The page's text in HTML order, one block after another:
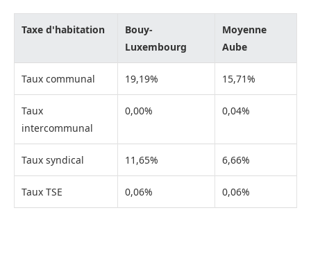
Taxe d'habitation
Bouy-
Luxembourg
Moyenne
Aube
Taux communal 19,19% 15,71%
Taux
intercommunal
0,00% 0,04%
Taux syndical 11,65% 6,66%
Taux TSE 0,06% 0,06%